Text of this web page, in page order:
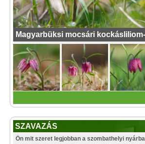
Magyarbüksi mocsári
SZAVAZÁS
Ön mit szeret legjobban a szombathelyi